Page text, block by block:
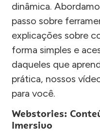
dinâmica.
passo sobre
explicações sobre
forma simples e
daqueles que
prática, nossos
para você.
Webstories:
Imersivo